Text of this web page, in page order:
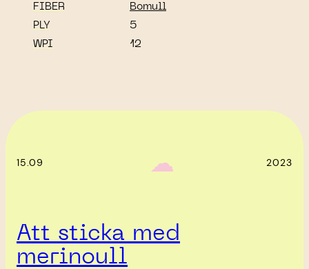
FIBER
Bomull
PLY
5
WPI
12
15.09 ‎ ‎‎ ☁︎‎‎ 2023
Att sticka med
merinoull